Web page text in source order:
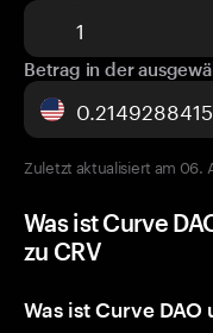
Betrag in der
Zuletzt aktualisiert am 06.
Was ist Curve
zu CRV
Was ist Curve